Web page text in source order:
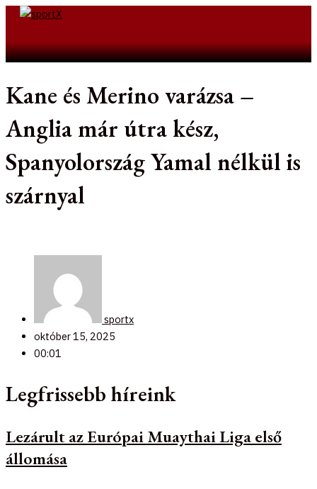
Skip
Kane és Merino varázsa –
Anglia már útra kész,
Spanyolország Yamal nélkül is
szárnyal
sportx
október 15, 2025
00:01
Legfrissebb híreink
Lezárult az Európai Muaythai Liga első
állomása